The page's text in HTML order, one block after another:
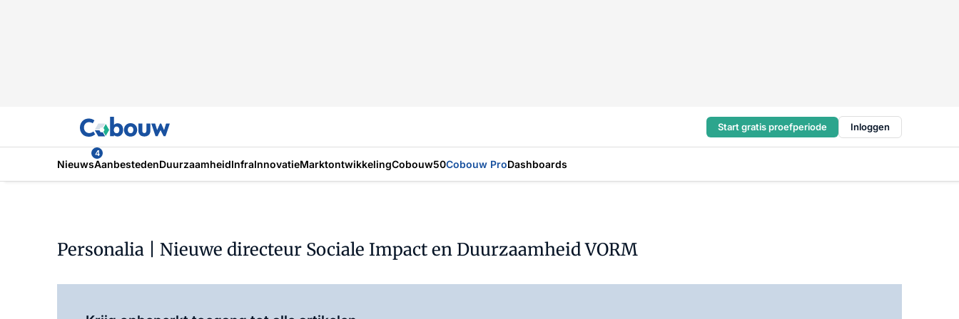
Start gratis proefperiode Inloggen
Nieuws
4
AanbestedenDuurzaamheidInfraInnovatieMarktontwikkelingCobouw50Cobouw ProDashboards
Personalia | Nieuwe directeur Sociale Impact en Duurzaamheid VORM